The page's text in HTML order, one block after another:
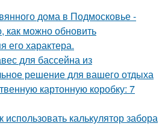
дома в Подмосковье -
как можно обновить
его характера.
для бассейна из
решение для вашего отдыха
картонную коробку: 7
использовать калькулятор забора